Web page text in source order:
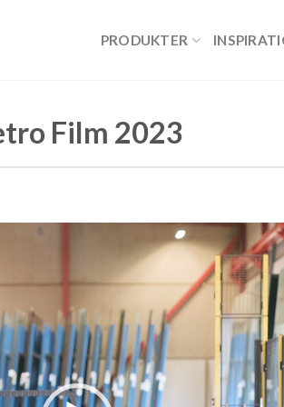
PRODUKTER
Film 2023